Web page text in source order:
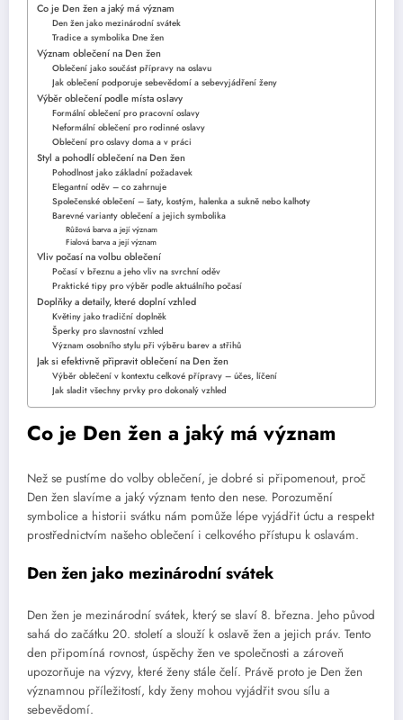
Co je Den žen a jaký má význam
Den žen jako mezinárodní svátek
Tradice a symbolika Dne žen
Význam oblečení na Den žen
Oblečení jako součást přípravy na oslavu
Jak oblečení podporuje sebevědomí a sebevyjádření ženy
Výběr oblečení podle místa oslavy
Formální oblečení pro pracovní oslavy
Neformální oblečení pro rodinné oslavy
Oblečení pro oslavy doma a v práci
Styl a pohodlí oblečení na Den žen
Pohodlnost jako základní požadavek
Elegantní oděv – co zahrnuje
Společenské oblečení – šaty, kostým, halenka a sukně nebo kalhoty
Barevné varianty oblečení a jejich symbolika
Růžová barva a její význam
Fialová barva a její význam
Vliv počasí na volbu oblečení
Počasí v březnu a jeho vliv na svrchní oděv
Praktické tipy pro výběr podle aktuálního počasí
Doplňky a detaily, které doplní vzhled
Květiny jako tradiční doplněk
Šperky pro slavnostní vzhled
Význam osobního stylu při výběru barev a střihů
Jak si efektivně připravit oblečení na Den žen
Výběr oblečení v kontextu celkové přípravy – účes, líčení
Jak sladit všechny prvky pro dokonalý vzhled
Co je Den žen a jaký má význam
Než se pustíme do volby oblečení, je dobré si připomenout, proč
Den žen slavíme a jaký význam tento den nese. Porozumění
symbolice a historii svátku nám pomůže lépe vyjádřit úctu a respekt
prostřednictvím našeho oblečení i celkového přístupu k oslavám.
Den žen jako mezinárodní svátek
Den žen je mezinárodní svátek, který se slaví 8. března. Jeho původ
sahá do začátku 20. století a slouží k oslavě žen a jejich práv. Tento
den připomíná rovnost, úspěchy žen ve společnosti a zároveň
upozorňuje na výzvy, které ženy stále čelí. Právě proto je Den žen
významnou příležitostí, kdy ženy mohou vyjádřit svou sílu a
sebevědomí.